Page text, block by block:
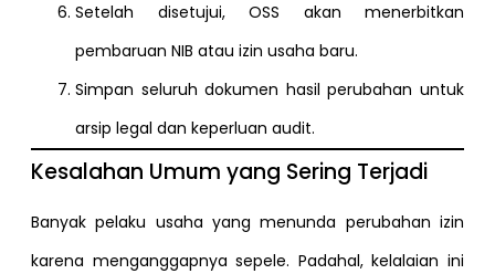
Setelah disetujui, OSS akan menerbitkan
pembaruan NIB atau izin usaha baru.
Simpan seluruh dokumen hasil perubahan untuk
arsip legal dan keperluan audit.
Kesalahan Umum yang Sering Terjadi
Banyak pelaku usaha yang menunda perubahan izin
karena menganggapnya sepele. Padahal, kelalaian ini